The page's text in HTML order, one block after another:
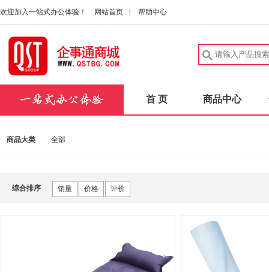
欢迎加入一站式办公体验！ 网站首页 帮助中心
首 页 商品中心
商品大类 全部
综合排序 销量 价格 评价